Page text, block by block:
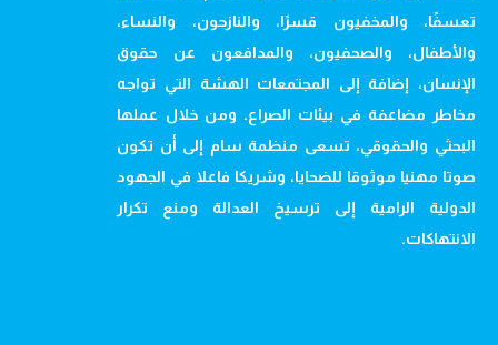
تعسفًا، والمخفيون قسرًا، والنازحون، والنساء،
والأطفال، والصحفيون، والمدافعون عن حقوق
الإنسان، إضافة إلى المجتمعات الهشة التي تواجه
مخاطر مضاعفة في بيئات الصراع. ومن خلال عملها
البحثي والحقوقي، تسعى منظمة سام إلى أن تكون
صوتا مهنيا موثوقا للضحايا، وشريكا فاعلا في الجهود
الدولية الرامية إلى ترسيخ العدالة ومنع تكرار
الانتهاكات.